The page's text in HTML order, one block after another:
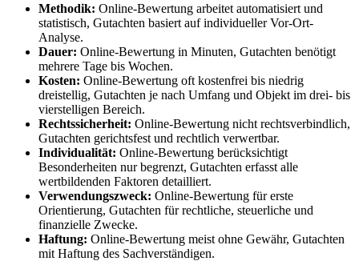
Methodik: Online-Bewertung arbeitet automatisiert und
statistisch, Gutachten basiert auf individueller Vor-Ort-
Analyse.
Dauer: Online-Bewertung in Minuten, Gutachten benötigt
mehrere Tage bis Wochen.
Kosten: Online-Bewertung oft kostenfrei bis niedrig
dreistellig, Gutachten je nach Umfang und Objekt im drei- bis
vierstelligen Bereich.
Rechtssicherheit: Online-Bewertung nicht rechtsverbindlich,
Gutachten gerichtsfest und rechtlich verwertbar.
Individualität: Online-Bewertung berücksichtigt
Besonderheiten nur begrenzt, Gutachten erfasst alle
wertbildenden Faktoren detailliert.
Verwendungszweck: Online-Bewertung für erste
Orientierung, Gutachten für rechtliche, steuerliche und
finanzielle Zwecke.
Haftung: Online-Bewertung meist ohne Gewähr, Gutachten
mit Haftung des Sachverständigen.